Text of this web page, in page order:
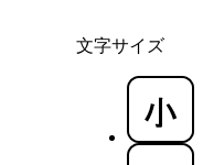
文字サイズ